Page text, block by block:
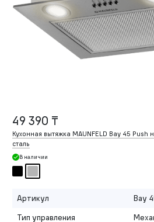
49 390 ₸
Кухонная вытяжка MAUNFELD Bay 45
сталь
В наличии
Артикул
Bay
Тип управления